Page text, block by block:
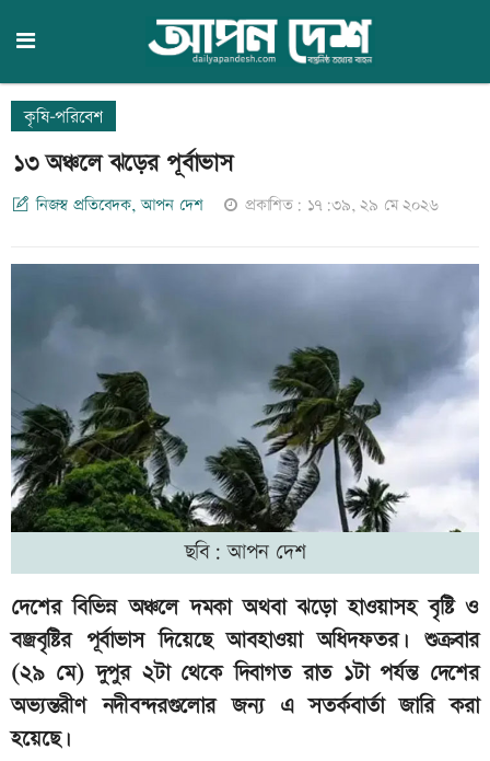
কৃষি-পরিবেশ
১৩ অঞ্চলে ঝড়ের পূর্বাভাস
নিজস্ব প্রতিবেদক, আপন দেশ প্রকাশিত: ১৭:৩৯, ২৯ মে ২০২৬
ছবি: আপন দেশ
দেশের বিভিন্ন অঞ্চলে দমকা অথবা ঝড়ো হাওয়াসহ বৃষ্টি ও
বজ্রবৃষ্টির পূর্বাভাস দিয়েছে আবহাওয়া অধিদফতর। শুক্রবার
(২৯ মে) দুপুর ২টা থেকে দিবাগত রাত ১টা পর্যন্ত দেশের
অভ্যন্তরীণ নদীবন্দরগুলোর জন্য এ সতর্কবার্তা জারি করা
হয়েছে।